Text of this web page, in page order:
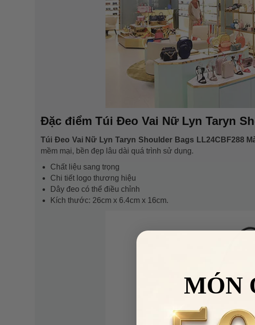
Đặc điểm Túi Đeo Vai Nữ Lyn Taryn
Túi Đeo Vai Nữ Lyn Taryn Shoulder Bags LL24CBF288
mềm mại, bền đẹp lâu dài quá trình sử dụng.
Chất liệu sang trọng
Chi tiết logo thương hiệu
Dây đeo có thể điều chỉnh
Kích thước: 26cm x 6.4cm x 16cm.
MÓN